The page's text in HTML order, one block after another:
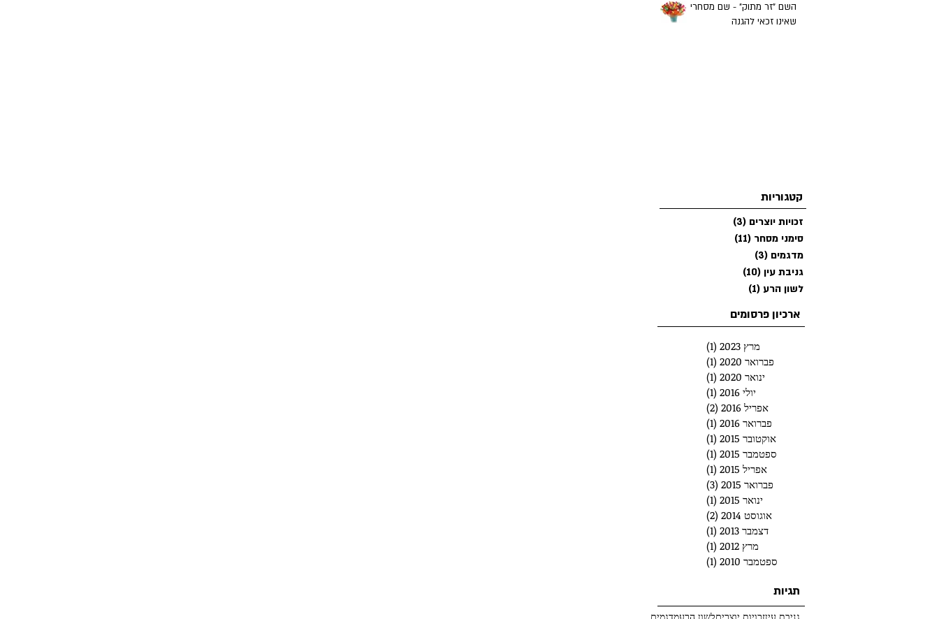
השם "זר מתוק" - שם מסחרי
שאינו זכאי להגנה
קטגוריות
זכויות יוצרים (3)
סימני מסחר (11)
מדגמים (3)
גניבת עין (10)
לשון הרע (1)
ארכיון פרסומים
מרץ 2023 (1)
פברואר 2020
(1)
ינואר 2020
(1)
יולי 2016
(1)
אפריל 2016
(2)
פברואר 2016
(1)
אוקטובר 2015
(1)
ספטמבר 2015
(1)
אפריל 2015
(1)
פברואר 2015
(3)
ינואר 2015
(1)
אוגוסט 2014
(2)
דצמבר 2013
(1)
מרץ 2012
(1)
ספטמבר 2010
(1)
תגיות